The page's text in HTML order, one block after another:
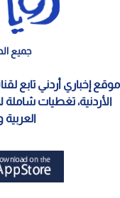
جميع
موقع إخباري أردني تابع
الأردنية، تغطيات شاملة